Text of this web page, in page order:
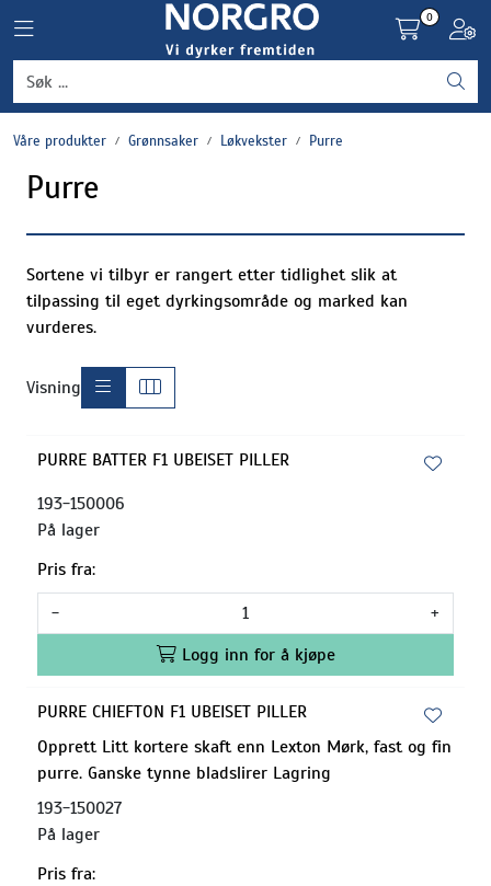
Toggle navigation
0
Våre produkter Grønnsaker Løkvekster Purre
Purre
Sortene vi tilbyr er rangert etter tidlighet slik at
tilpassing til eget dyrkingsområde og marked kan
vurderes.
Visning
PURRE BATTER F1 UBEISET PILLER
193-150006
På lager
Pris fra:
-
+
Logg inn for å kjøpe
PURRE CHIEFTON F1 UBEISET PILLER
Opprett Litt kortere skaft enn Lexton Mørk, fast og fin
purre. Ganske tynne bladslirer Lagring
193-150027
På lager
Pris fra:
Grønnsaker
Settepotet og setteløk
Plantevern og nyttedyr
Blomster, potter og brett
Driftsmidler